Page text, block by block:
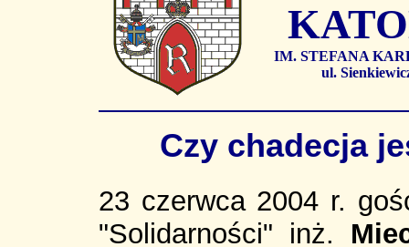
IM. STEFANA
ul.
Czy chadecja
23 czerwca 2004 r.
"Solidarności" inż.